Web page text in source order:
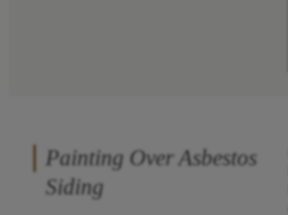
Painting Over Asbestos
Siding